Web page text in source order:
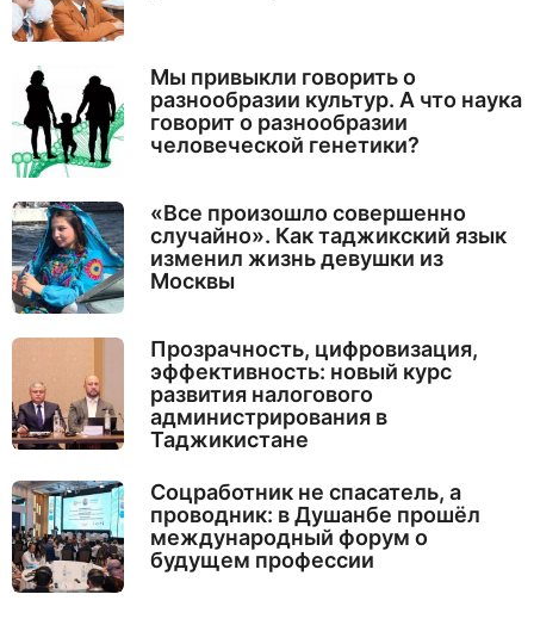
Мы привыкли говорить о
разнообразии культур. А что наука
говорит о разнообразии
человеческой генетики?
«Все произошло совершенно
случайно». Как таджикский язык
изменил жизнь девушки из
Москвы
Прозрачность, цифровизация,
эффективность: новый курс
развития налогового
администрирования в
Таджикистане
Соцработник не спасатель, а
проводник: в Душанбе прошёл
международный форум о
будущем профессии